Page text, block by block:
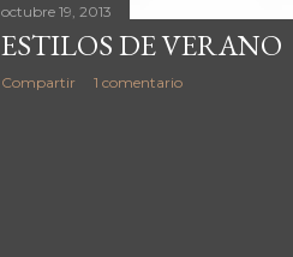
octubre 19, 2013
ESTILOS DE VERANO
Compartir 1 comentario